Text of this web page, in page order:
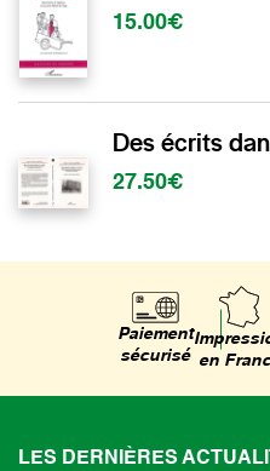
15.00€
Des écrits
27.50€
Paiement
sécurisé en
LES DERNIÈRES